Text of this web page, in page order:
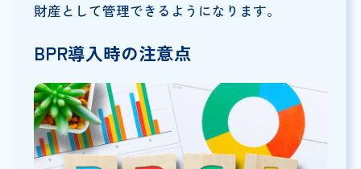
財産として管理できるようになります。
BPR導入時の注意点